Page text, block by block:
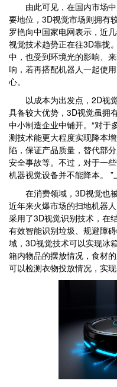
由此可见，在国内市场中
要地位，3D视觉市场则拥有
罗艳向中国家电网表示，近
视觉技术趋势正在往3D靠拢
中，也受到环境光的影响、
响，若再搭配机器人一起使
心。
以成本为出发点，2D视觉
具备较大优势，3D视觉虽拥
中小制造企业中铺开。“对于
测技术能更大程度实现降本
陷，保证产品质量，替代部
安全事故等。不过，对于一
机器视觉设备并不能降本。 ”
在消费领域，3D视觉也被
近年来火爆市场的扫地机器
采用了3D视觉识别技术，在
有效智能识别垃圾、规避障
域，3D视觉技术可以实现冰
箱内物品的摆放情况，食材
可以检测衣物投放情况，实